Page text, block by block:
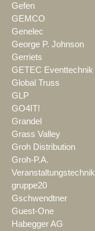
Gefen
GEMCO
Genelec
George P. Johnson
Gerriets
GETEC Eventtechnik
Global Truss
GLP
GO4IT!
Grandel
Grass Valley
Groh Distribution
Groh-P.A.
Veranstaltungstechnik
gruppe20
Gschwendtner
Guest-One
Habegger AG